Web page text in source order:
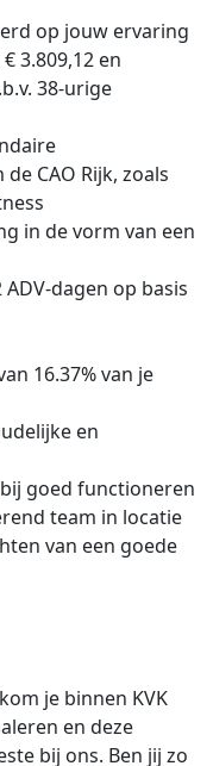
op jouw ervaring
3.809,12 en
38-urige
CAO Rijk, zoals
in de vorm van een
dagen op basis
16.37% van je
en
goed functioneren
team in locatie
van een goede
je binnen KVK
en deze
bij ons. Ben jij zo